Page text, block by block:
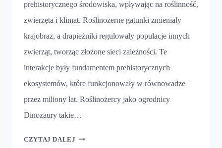
prehistorycznego środowiska, wpływając na roślinność,
zwierzęta i klimat. Roślinożerne gatunki zmieniały
krajobraz, a drapieżniki regulowały populacje innych
zwierząt, tworząc złożone sieci zależności. Te
interakcje były fundamentem prehistorycznych
ekosystemów, które funkcjonowały w równowadze
przez miliony lat. Roślinożercy jako ogrodnicy
Dinozaury takie…
CZYTAJ DALEJ DINOZAURY